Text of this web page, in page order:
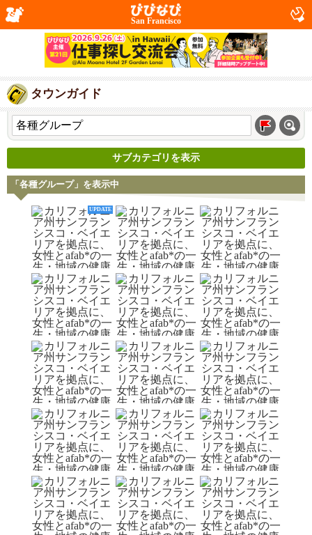
San Francisco
タウンガイド
サブカテゴリを表示
「各種グループ」を表示中
UPDATE